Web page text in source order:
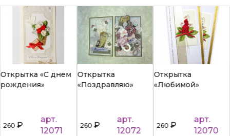
Открытка «С днем
рождения»
260₽
арт.
12071
Открытка
«Поздравляю»
260₽
арт.
12072
Открытка
«Любимой»
260₽
арт.
12070